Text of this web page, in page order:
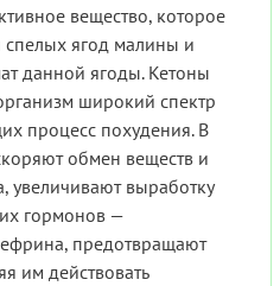
вещество, которое
спелых ягод малины и
данной ягоды. Кетоны
широкий спектр
процесс похудения. В
обмен веществ и
увеличивают выработку
гормонов —
предотвращают
им действовать